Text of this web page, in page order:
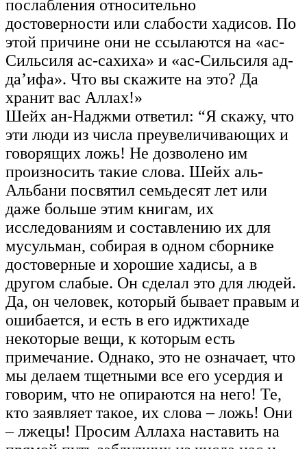
послабления относительно
достоверности или слабости хадисов. По
этой причине они не ссылаются на «ас-
Сильсиля ас-сахиха» и «ас-Сильсиля ад-
да’ифа». Что вы скажите на это? Да
хранит вас Аллах!»
Шейх ан-Наджми ответил: “Я скажу, что
эти люди из числа преувеличивающих и
говорящих ложь! Не дозволено им
произносить такие слова. Шейх аль-
Альбани посвятил семьдесят лет или
даже больше этим книгам, их
исследованиям и составлению их для
мусульман, собирая в одном сборнике
достоверные и хорошие хадисы, а в
другом слабые. Он сделал это для людей.
Да, он человек, который бывает правым и
ошибается, и есть в его иджтихаде
некоторые вещи, к которым есть
примечание. Однако, это не означает, что
мы делаем тщетными все его усердия и
говорим, что не опираются на него! Те,
кто заявляет такое, их слова – ложь! Они
– лжецы! Просим Аллаха наставить на